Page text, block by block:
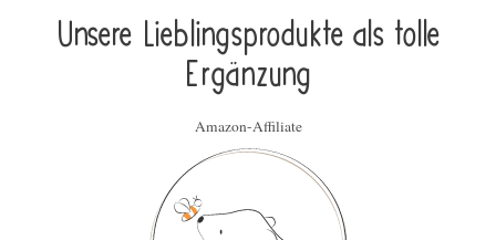
Unsere Lieblings­pro­duk­te als tolle
Ergän­zung
Amazon-Affiliate